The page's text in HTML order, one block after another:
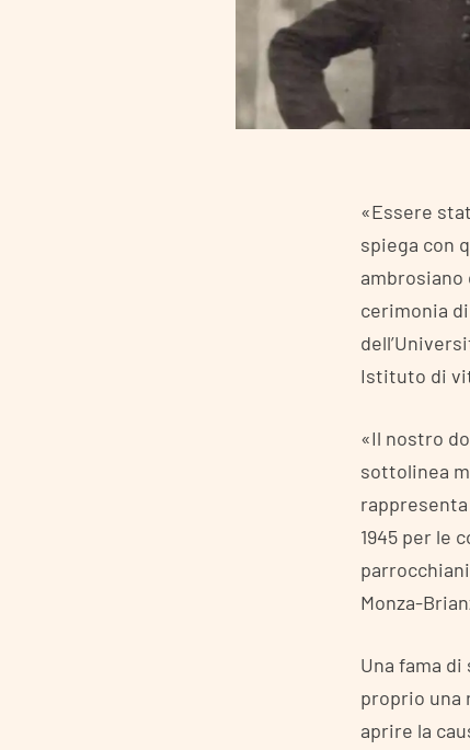
«Essere
spiega con
ambrosiano
cerimonia
Istituto di
«Il nostro
sottolinea
1945 per le
Monza-
Una fama
proprio una
aprire la